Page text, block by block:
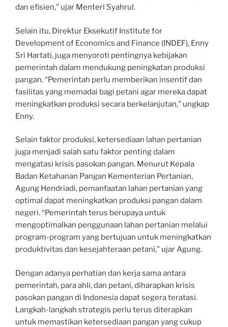
dan efisien,” ujar Menteri Syahrul.
Selain itu, Direktur Eksekutif Institute for
Development of Economics and Finance (INDEF), Enny
Sri Hartati, juga menyoroti pentingnya kebijakan
pemerintah dalam mendukung peningkatan produksi
pangan. “Pemerintah perlu memberikan insentif dan
fasilitas yang memadai bagi petani agar mereka dapat
meningkatkan produksi secara berkelanjutan,” ungkap
Enny.
Selain faktor produksi, ketersediaan lahan pertanian
juga menjadi salah satu faktor penting dalam
mengatasi krisis pasokan pangan. Menurut Kepala
Badan Ketahanan Pangan Kementerian Pertanian,
Agung Hendriadi, pemanfaatan lahan pertanian yang
optimal dapat meningkatkan produksi pangan dalam
negeri. “Pemerintah terus berupaya untuk
mengoptimalkan penggunaan lahan pertanian melalui
program-program yang bertujuan untuk meningkatkan
produktivitas dan kesejahteraan petani,” ujar Agung.
Dengan adanya perhatian dan kerja sama antara
pemerintah, para ahli, dan petani, diharapkan krisis
pasokan pangan di Indonesia dapat segera teratasi.
Langkah-langkah strategis perlu terus diterapkan
untuk memastikan ketersediaan pangan yang cukup